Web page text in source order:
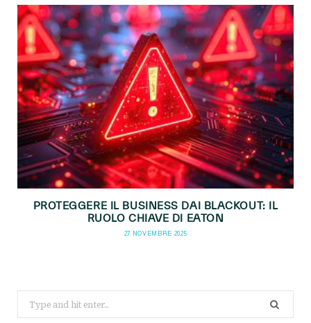
PROTEGGERE IL BUSINESS DAI BLACKOUT: IL
RUOLO CHIAVE DI EATON
27 NOVEMBRE 2025
for: